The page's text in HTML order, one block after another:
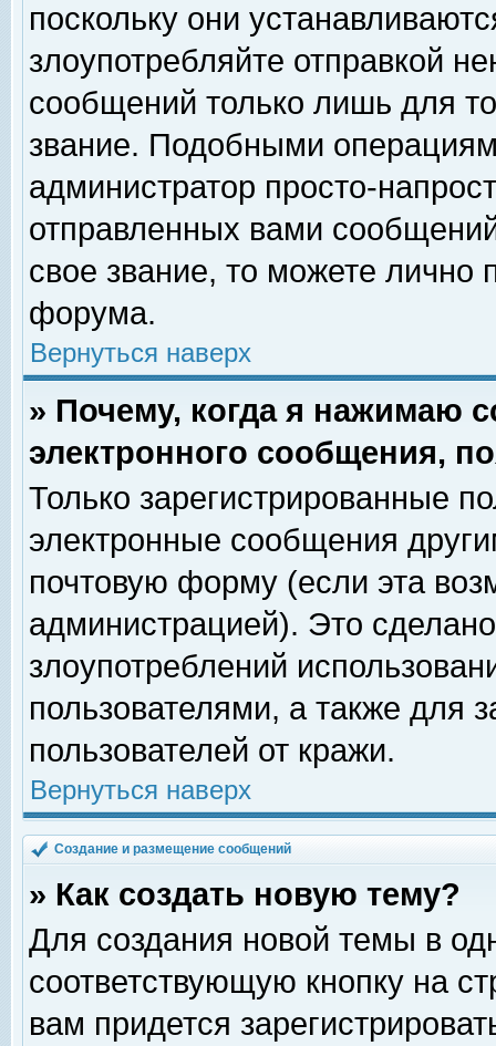
поскольку они
злоупотребляйте отправкой
сообщений только лишь для
звание. Подобными
администратор просто-
отправленных вами
свое звание, то можете лично
форума.
Вернуться наверх
» Почему, когда я нажимаю
электронного сообщения,
Только зарегистрированные
электронные сообщения
почтовую форму (если эта
администрацией). Это
злоупотреблений
пользователями, а также для
пользователей от кражи.
Вернуться наверх
Создание и размещение сообщений
» Как создать новую тему?
Для создания новой темы в
соответствующую кнопку на
вам придется